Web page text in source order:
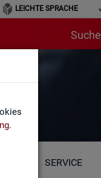
.
LEICHTE SPRACHE
Suche
SERVICE